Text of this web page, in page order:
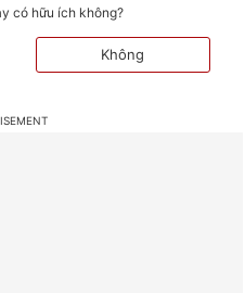
có hữu ích không?
Không